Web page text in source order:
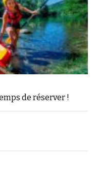
de réserver !